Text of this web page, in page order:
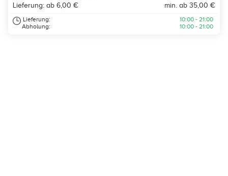
Lieferung: ab 6,00 €
min. ab 35,00 €
Lieferung:
Abholung:
10:00 - 21:00
10:00 - 21:00